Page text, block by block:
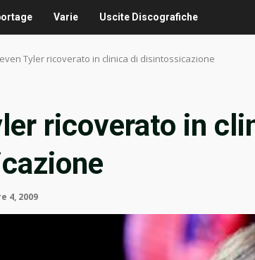
Varie Uscite Discografiche
Tyler ricoverato in clinica di disintossicazione
ricoverato in
4, 2009